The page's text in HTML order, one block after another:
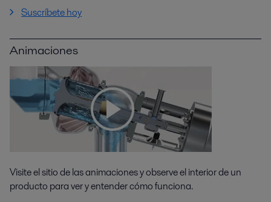
Suscríbete hoy
Animaciones
Visite el sitio de las animaciones y observe el interior de un
producto para ver y entender cómo funciona.